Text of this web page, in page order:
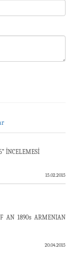
İNCELEMESİ
15.02.2015
AN 1890s ARMENIAN
20.04.2015